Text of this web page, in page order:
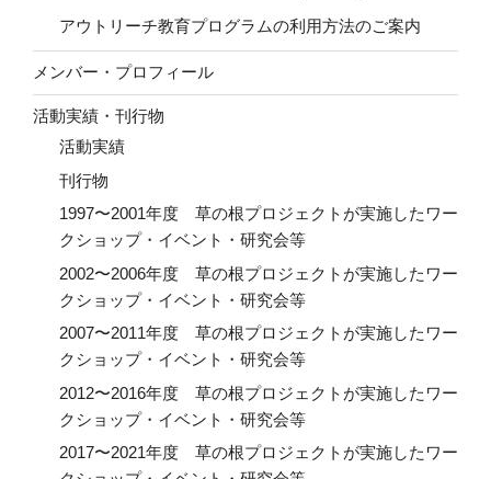
アウトリーチ教育プログラムの利用方法のご案内
メンバー・プロフィール
活動実績・刊行物
活動実績
刊行物
1997〜2001年度 草の根プロジェクトが実施したワー
クショップ・イベント・研究会等
2002〜2006年度 草の根プロジェクトが実施したワー
クショップ・イベント・研究会等
2007〜2011年度 草の根プロジェクトが実施したワー
クショップ・イベント・研究会等
2012〜2016年度 草の根プロジェクトが実施したワー
クショップ・イベント・研究会等
2017〜2021年度 草の根プロジェクトが実施したワー